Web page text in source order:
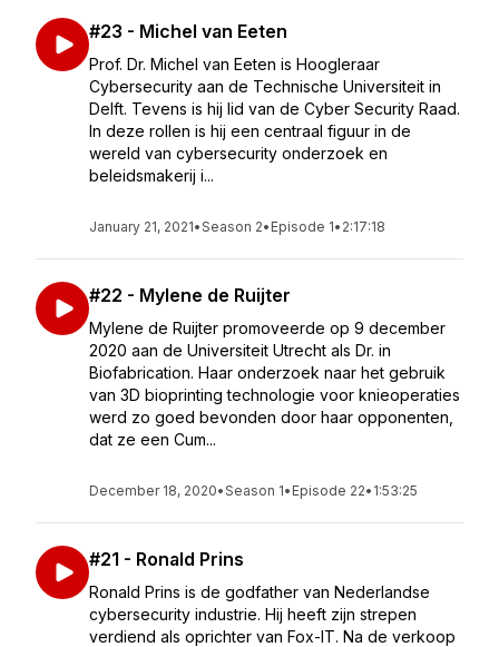
#23 - Michel van Eeten
Prof. Dr. Michel van Eeten is Hoogleraar
Cybersecurity aan de Technische Universiteit in
Delft. Tevens is hij lid van de Cyber Security Raad.
In deze rollen is hij een centraal figuur in de
wereld van cybersecurity onderzoek en
beleidsmakerij i...
January 21, 2021•Season 2• Episode 1• 2:17:18
#22 - Mylene de Ruijter
Mylene de Ruijter promoveerde op 9 december
2020 aan de Universiteit Utrecht als Dr. in
Biofabrication. Haar onderzoek naar het gebruik
van 3D bioprinting technologie voor knieoperaties
werd zo goed bevonden door haar opponenten,
dat ze een Cum...
December 18, 2020•Season 1• Episode 22• 1:53:25
#21 - Ronald Prins
Ronald Prins is de godfather van Nederlandse
cybersecurity industrie. Hij heeft zijn strepen
verdiend als oprichter van Fox-IT. Na de verkoop